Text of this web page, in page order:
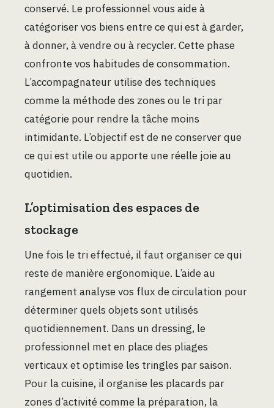
conservé. Le professionnel vous aide à
catégoriser vos biens entre ce qui est à garder,
à donner, à vendre ou à recycler. Cette phase
confronte vos habitudes de consommation.
L’accompagnateur utilise des techniques
comme la méthode des zones ou le tri par
catégorie pour rendre la tâche moins
intimidante. L’objectif est de ne conserver que
ce qui est utile ou apporte une réelle joie au
quotidien.
L’optimisation des espaces de
stockage
Une fois le tri effectué, il faut organiser ce qui
reste de manière ergonomique. L’aide au
rangement analyse vos flux de circulation pour
déterminer quels objets sont utilisés
quotidiennement. Dans un dressing, le
professionnel met en place des pliages
verticaux et optimise les tringles par saison.
Pour la cuisine, il organise les placards par
zones d’activité comme la préparation, la